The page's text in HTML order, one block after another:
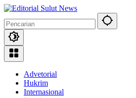
Langsung
konten
Advetorial
Hukrim
Internasional